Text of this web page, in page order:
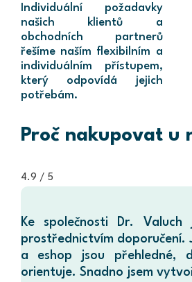
Individuální požadavky
našich klientů a
obchodních partnerů
řešíme naším flexibilním a
individuálním přístupem,
který odpovídá jejich
potřebám.
Proč nakupovat u
4.9 / 5
Ke společnosti Dr.
prostřednictvím doporučení.
a eshop jsou přehledné,
orientuje. Snadno jsem